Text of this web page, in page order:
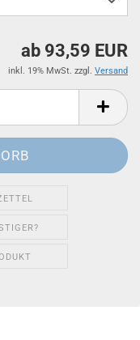
ab 93,59 EUR
inkl. 19% MwSt. zzgl. Versand